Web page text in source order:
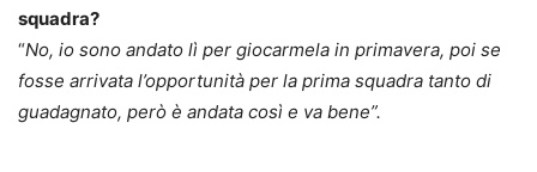
squadra?
“No, io sono andato lì per giocarmela in primavera, poi se
fosse arrivata l’opportunità per la prima squadra tanto di
guadagnato, però è andata così e va bene”.